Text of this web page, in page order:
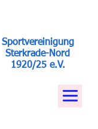
Sportvereinigung
Sterkrade-Nord
1920/25 e.V.